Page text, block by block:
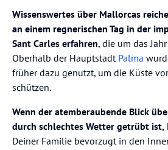
Wissenswertes über Mallorcas
an einem regnerischen Tag in der
Sant Carles erfahren, die um das
Oberhalb der Hauptstadt Palma
früher dazu genutzt, um die Küste
schützen.
Wenn der atemberaubende Blick
durch schlechtes Wetter getrübt ist,
Deiner Familie bevorzugt in den